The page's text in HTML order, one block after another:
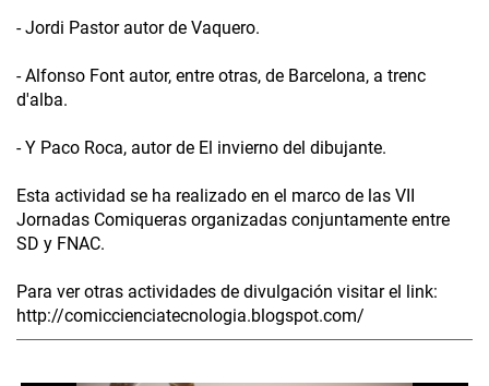
- Jordi Pastor autor de Vaquero.
- Alfonso Font autor, entre otras, de Barcelona, a trenc
d'alba.
- Y Paco Roca, autor de El invierno del dibujante.
Esta actividad se ha realizado en el marco de las VII
Jornadas Comiqueras organizadas conjuntamente entre
SD y FNAC.
Para ver otras actividades de divulgación visitar el link:
http://comiccienciatecnologia.blogspot.com/